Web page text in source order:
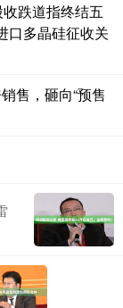
跌道指终结五
口多晶硅征收关
售，砸向“预售